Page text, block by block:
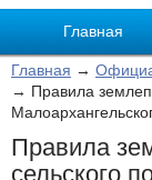
Главная
Главная →
→ Правила
Правила
сельского